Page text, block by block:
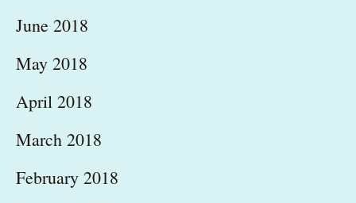
June 2018
May 2018
April 2018
March 2018
February 2018